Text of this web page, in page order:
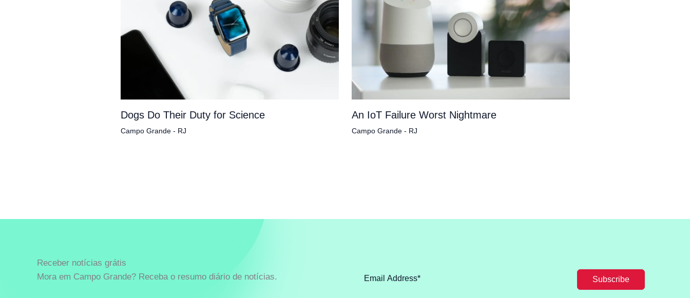
Dogs Do Their Duty for Science
Campo Grande - RJ
An IoT Failure Worst Nightmare
Campo Grande - RJ
Receber notícias grátis
Mora em Campo Grande? Receba o resumo diário de notícias.
Subscribe